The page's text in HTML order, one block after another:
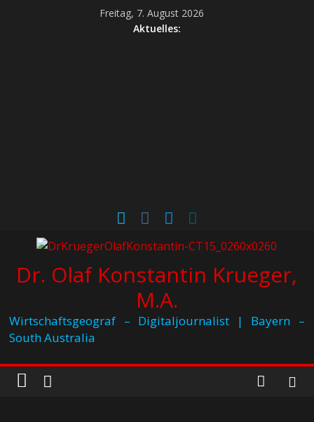
Freitag, 7. August 2026
Aktuelles:
Dr. Olaf Konstantin Krueger,
M.A.
Wirtschaftsgeograf – Digitaljournalist | Bayern –
South Australia